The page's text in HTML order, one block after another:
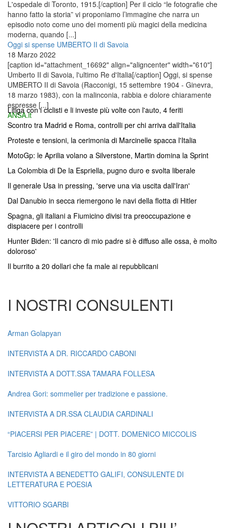
L'ospedale di Toronto, 1915.[/caption] Per il ciclo “le fotografie che
hanno fatto la storia” vi proponiamo l’immagine che narra un
episodio noto come uno dei momenti più magici della medicina
moderna, quando [...]
Oggi si spense UMBERTO II di Savoia
18 Marzo 2022
[caption id="attachment_16692" align="aligncenter" width="610"]
Umberto II di Savoia, l'ultimo Re d'Italia[/caption] Oggi, si spense
UMBERTO II di Savoia (Racconigi, 15 settembre 1904 - Ginevra,
18 marzo 1983), con la malinconia, rabbia e dolore chiaramente
espresse [...]
ANSA.it
Litiga con i ciclisti e li investe più volte con l'auto, 4 feriti
Scontro tra Madrid e Roma, controlli per chi arriva dall'Italia
Proteste e tensioni, la cerimonia di Marcinelle spacca l'Italia
MotoGp: le Aprilia volano a Silverstone, Martin domina la Sprint
La Colombia di De la Espriella, pugno duro e svolta liberale
Il generale Usa in pressing, 'serve una via uscita dall'Iran'
Dal Danubio in secca riemergono le navi della flotta di Hitler
Spagna, gli italiani a Fiumicino divisi tra preoccupazione e
dispiacere per i controlli
Hunter Biden: 'Il cancro di mio padre si è diffuso alle ossa, è molto
doloroso'
Il burrito a 20 dollari che fa male ai repubblicani
I NOSTRI CONSULENTI
Arman Golapyan
INTERVISTA A DR. RICCARDO CABONI
INTERVISTA A DOTT.SSA TAMARA FOLLESA
Andrea Gori: sommelier per tradizione e passione.
INTERVISTA A DR.SSA CLAUDIA CARDINALI
“PIACERSI PER PIACERE” | DOTT. DOMENICO MICCOLIS
Tarcisio Agliardi e il giro del mondo in 80 giorni
INTERVISTA A BENEDETTO GALIFI, CONSULENTE DI
LETTERATURA E POESIA
VITTORIO SGARBI